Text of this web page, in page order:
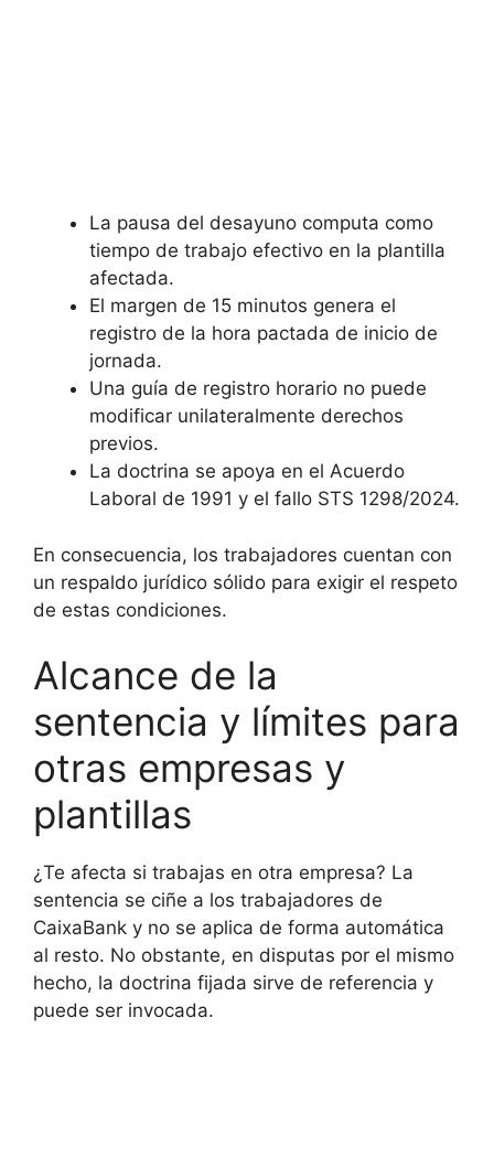
La pausa del desayuno computa como
tiempo de trabajo efectivo en la plantilla
afectada.
El margen de 15 minutos genera el
registro de la hora pactada de inicio de
jornada.
Una guía de registro horario no puede
modificar unilateralmente derechos
previos.
La doctrina se apoya en el Acuerdo
Laboral de 1991 y el fallo STS 1298/2024.
En consecuencia, los trabajadores cuentan con
un respaldo jurídico sólido para exigir el respeto
de estas condiciones.
Alcance de la
sentencia y límites para
otras empresas y
plantillas
¿Te afecta si trabajas en otra empresa? La
sentencia se ciñe a los trabajadores de
CaixaBank y no se aplica de forma automática
al resto. No obstante, en disputas por el mismo
hecho, la doctrina fijada sirve de referencia y
puede ser invocada.